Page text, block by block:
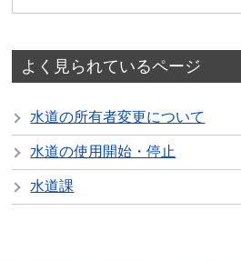
よく見られているページ
水道の所有者変更について
水道の使用開始・停止
水道課